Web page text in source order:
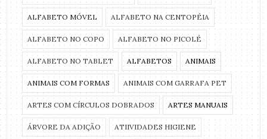
ALFABETO MÓVEL ALFABETO NA CENTOPÉIA
ALFABETO NO COPO ALFABETO NO PICOLÉ
ALFABETO NO TABLET ALFABETOS ANIMAIS
ANIMAIS COM FORMAS ANIMAIS COM GARRAFA PET
ARTES COM CÍRCULOS DOBRADOS ARTES MANUAIS
ÁRVORE DA ADIÇÃO ATIIVIDADES HIGIENE